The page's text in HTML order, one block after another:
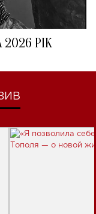
2026 РІК